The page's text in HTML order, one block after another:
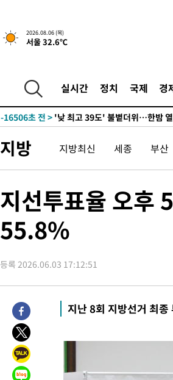
2026.08.06 (목)
서울 32.6℃
실시간 정치 국제 경
-19526초 전 >[속보]합참 "北 발사체는 단거리
화"
-19274초 전 >日방위성, 北이 동해로 쏜 발사체
-17110초 전 >
[속보]합참 "북, 동해상으로 미상
-16506초 전 >
-16465초 전 > [속보]7~9일 프로야구 3연전도
-15954초 전 >
'월드컵 탈락 후폭풍' 축구협회
-15794초 전 >서울 낮 37.9도, 올여름 최고치
-11451초 전 >[속보]코스닥, 800p 회복
-11381초 전 >[속보]코스피, 301.88포인트
-11246초 전 >[속보]원·달러 환율, 0.7원 내린
-5890초 전 >손흥민, 5경기 연속골 실패…LAFC
25분 전 >내일까지 39도 '펄펄'…기상청 "태풍
31분 전 >
트럼프, 한국계 진보 주지사 후보 맹
31분 전 >
1시간 전 >
[속보]산업장관 "李정부, 원전 반대
1시간 전 >
-19526초 전 >
[속보]합참 "北 발사체는 단거
지방 지방최신 세종 부산
지선투표율 오
55.8%
등록 2026.06.03 17:12:51
지난 8회 지방선거 최종